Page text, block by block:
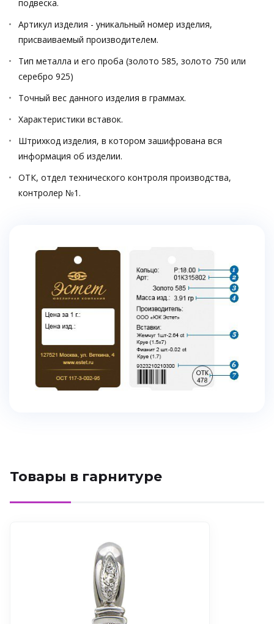
подвеска.
Артикул изделия - уникальный номер изделия,
присваиваемый производителем.
Тип металла и его проба (золото 585, золото 750 или
серебро 925)
Точный вес данного изделия в граммах.
Характеристики вставок.
Штрихкод изделия, в котором зашифрована вся
информация об изделии.
ОТК, отдел технического контроля производства,
контролер №1.
Товары в гарнитуре